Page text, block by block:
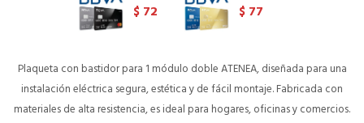
$ 72 $ 77
Plaqueta con bastidor para 1 módulo doble ATENEA, diseñada para una
instalación eléctrica segura, estética y de fácil montaje. Fabricada con
materiales de alta resistencia, es ideal para hogares, oficinas y comercios.